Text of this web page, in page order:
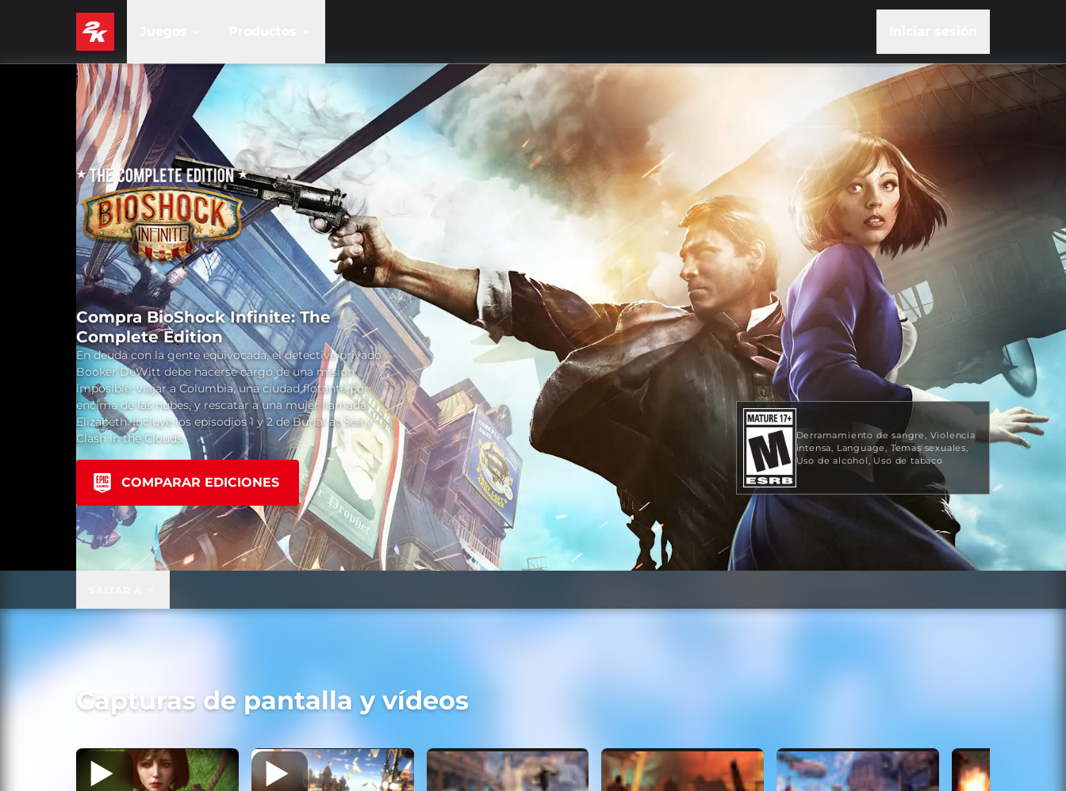
Derramamiento de sangre
Violencia
intensa Language Temas sexuales
Uso de alcohol
Uso de tabaco
Compra BioShock Infinite: The
Complete Edition
En deuda con la gente equivocada, el detective privado
Booker DeWitt debe hacerse cargo de una misión
imposible: viajar a Columbia, una ciudad flotante por
encima de las nubes, y rescatar a una mujer llamada
Elizabeth. Incluye los episodios 1 y 2 de Burial at Sea y
Clash in the Clouds.
COMPARAR EDICIONES
Capturas de pantalla y vídeos